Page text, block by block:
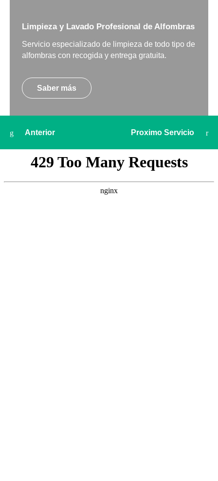
Limpieza y Lavado Profesional de Alfombras
Servicio especializado de limpieza de todo tipo de
alfombras con recogida y entrega gratuita.
Saber más
Anterior Proximo Servicio